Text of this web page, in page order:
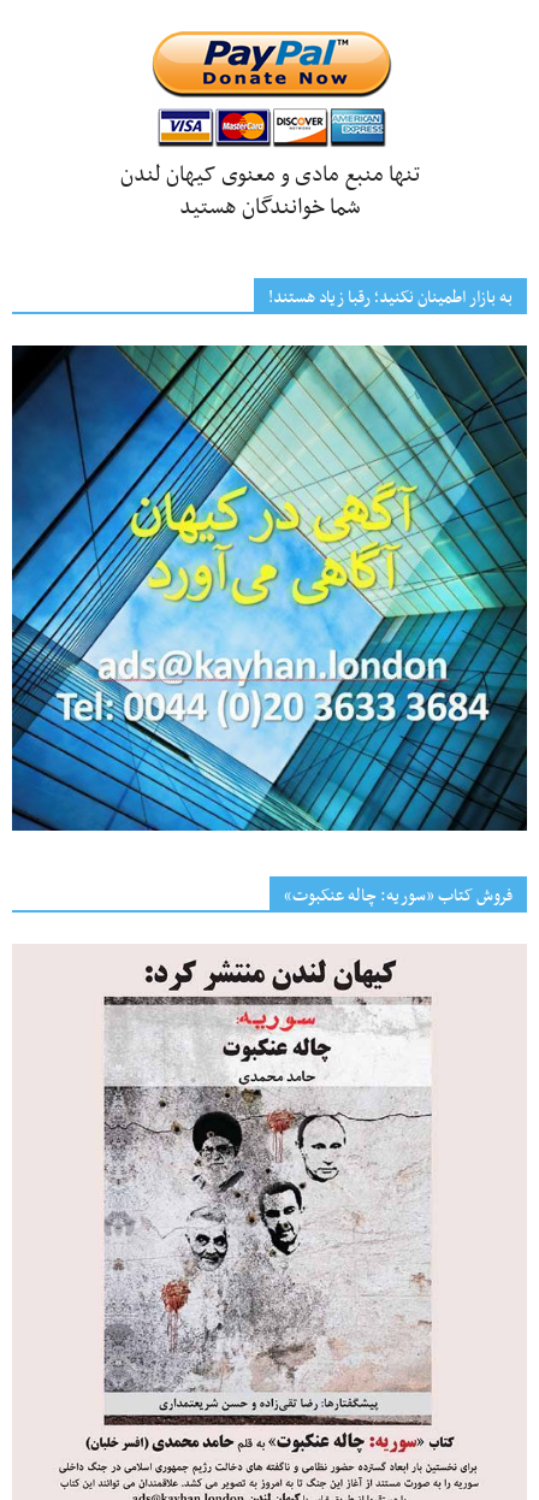
تنها منبع مادی و معنوی کیهان لندن
شما خوانندگان هستید
به بازار اطمینان نکنید؛ رقبا زیاد هستند!
فروش کتاب «سوریه: چاله عنکبوت»